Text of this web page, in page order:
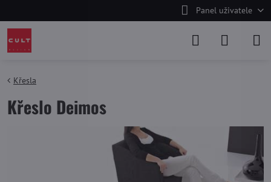
Panel uživatele
Křesla
Křeslo Deimos